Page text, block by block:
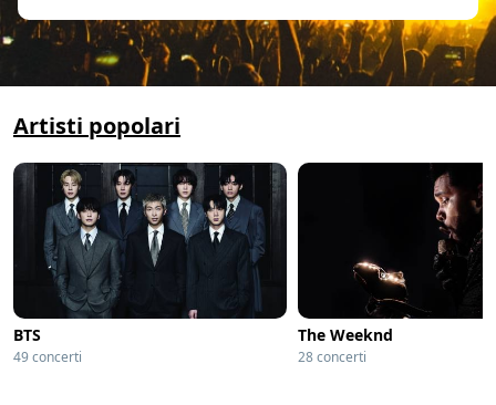
Artisti popolari
BTS
49 concerti
The Weeknd
28 concerti